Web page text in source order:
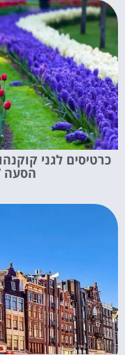
כרטיסים לגני
הסעה